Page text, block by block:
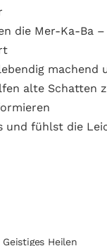
die Mer-Ka-Ba –
machend
alte Schatten
und fühlst die
Geistiges Heilen